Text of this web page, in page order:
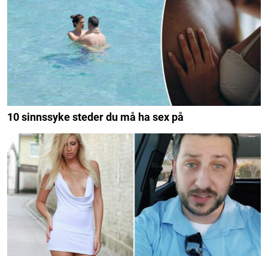
10 sinnssyke steder du må ha sex på